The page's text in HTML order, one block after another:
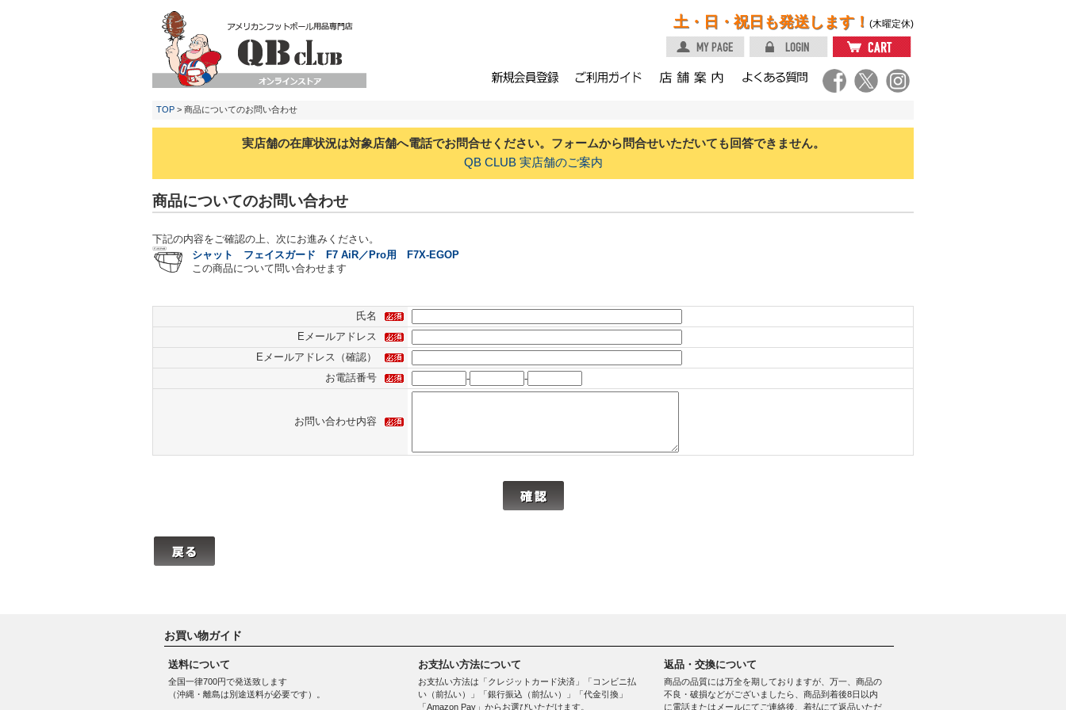
土・日・祝日も発送します！ (木曜定休)
TOP > 商品についてのお問い合わせ
実店舗の在庫状況は対象店舗へ電話でお問合せください。フォームから問合せいただいても回答できません。
QB CLUB 実店舗のご案内
商品についてのお問い合わせ
下記の内容をご確認の上、次にお進みください。
シャット フェイスガード F7 AiR／Pro用 F7X-EGOP
この商品について問い合わせます
氏名
Eメールアドレス
Eメールアドレス（確認）
お電話番号
- -
お問い合わせ内容
お買い物ガイド
送料について
全国一律700円で発送致します
（沖縄・離島は別途送料が必要です）。
お支払い方法について
お支払い方法は「クレジットカード決済」「コンビニ払
い（前払い）」「銀行振込（前払い）」「代金引換」
「Amazon Pay」からお選びいただけます。
返品・交換について
商品の品質には万全を期しておりますが、万一、商品の
不良・破損などがございましたら、商品到着後8日以内
に電話またはメールにてご連絡後、着払にて返品いただ